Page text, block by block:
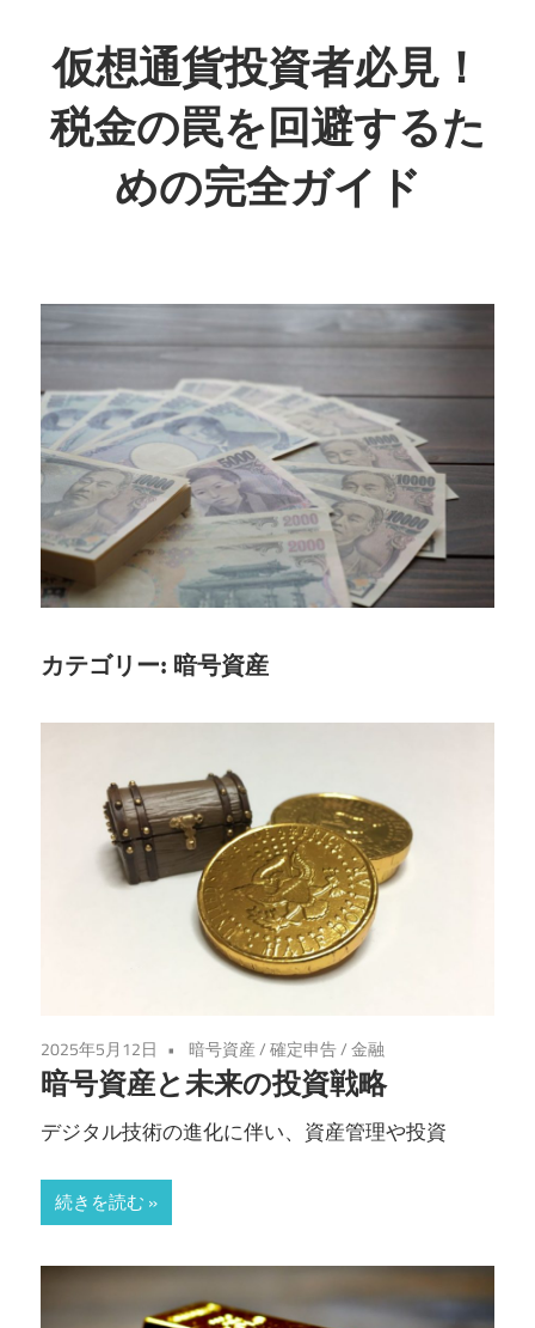
ン
ツ
仮想通貨投資者必見！
税金の罠を回避するた
めの完全ガイド
の
未
を
賢
く
守
る、
税
金
の
落
と
カテゴリー: 暗号資産
2025年5月12日 暗号資産/確定申告/金融
暗号資産と未来の投資戦略
デジタル技術の進化に伴い、資産管理や投資
続きを読む